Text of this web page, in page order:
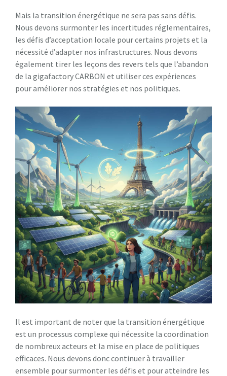
Mais la transition énergétique ne sera pas sans défis.
Nous devons surmonter les incertitudes réglementaires,
les défis d’acceptation locale pour certains projets et la
nécessité d’adapter nos infrastructures. Nous devons
également tirer les leçons des revers tels que l’abandon
de la gigafactory CARBON et utiliser ces expériences
pour améliorer nos stratégies et nos politiques.
Il est important de noter que la transition énergétique
est un processus complexe qui nécessite la coordination
de nombreux acteurs et la mise en place de politiques
efficaces. Nous devons donc continuer à travailler
ensemble pour surmonter les défis et pour atteindre les